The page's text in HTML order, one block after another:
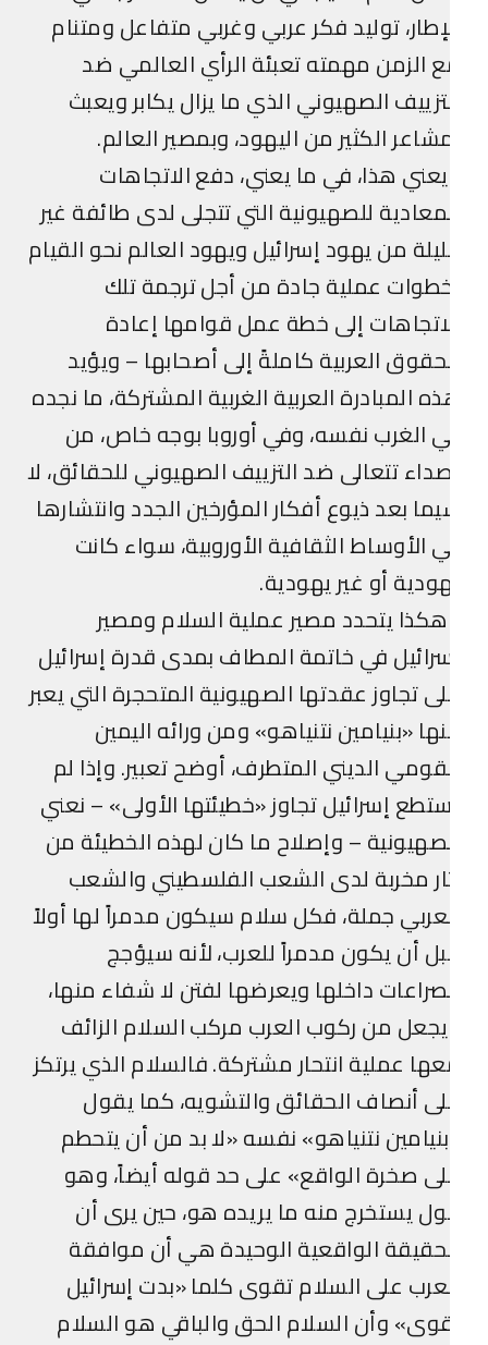
توليد فكر عربي وغربي متفاعل ومتنام
الزمن مهمته تعبئة الرأي العالمي ضد
الصهيوني الذي ما يزال يكابر ويعبث
الكثير من اليهود، وبمصير العالم.
هذا، في ما يعني، دفع الاتجاهات
للصهيونية التي تتجلى لدى طائفة غير
من يهود إسرائيل ويهود العالم نحو القيام
عملية جادة من أجل ترجمة تلك
إلى خطة عمل قوامها إعادة
العربية كاملةً إلى أصحابها – ويؤيد
المبادرة العربية الغربية المشتركة، ما نجده
الغرب نفسه، وفي أوروبا بوجه خاص، من
تتعالى ضد التزييف الصهيوني للحقائق، لا
بعد ذيوع أفكار المؤرخين الجدد وانتشارها
الأوساط الثقافية الأوروبية، سواء كانت
أو غير يهودية.
يتحدد مصير عملية السلام ومصير
في خاتمة المطاف بمدى قدرة إسرائيل
تجاوز عقدتها الصهيونية المتحجرة التي يعبر
«بنيامين نتنياهو» ومن ورائه اليمين
الديني المتطرف، أوضح تعبير. وإذا لم
إسرائيل تجاوز «خطيئتها الأولى» – نعني
– وإصلاح ما كان لهذه الخطيئة من
مخربة لدى الشعب الفلسطيني والشعب
جملة، فكل سلام سيكون مدمراً لها أولاً
أن يكون مدمراً للعرب، لأنه سيؤجج
داخلها ويعرضها لفتن لا شفاء منها،
من ركوب العرب مركب السلام الزائف
عملية انتحار مشتركة. فالسلام الذي يرتكز
أنصاف الحقائق والتشويه، كما يقول
نتنياهو» نفسه «لا بد من أن يتحطم
صخرة الواقع» على حد قوله أيضاً، وهو
يستخرج منه ما يريده هو، حين يرى أن
الواقعية الوحيدة هي أن موافقة
على السلام تقوى كلما «بدت إسرائيل
وأن السلام الحق والباقي هو السلام